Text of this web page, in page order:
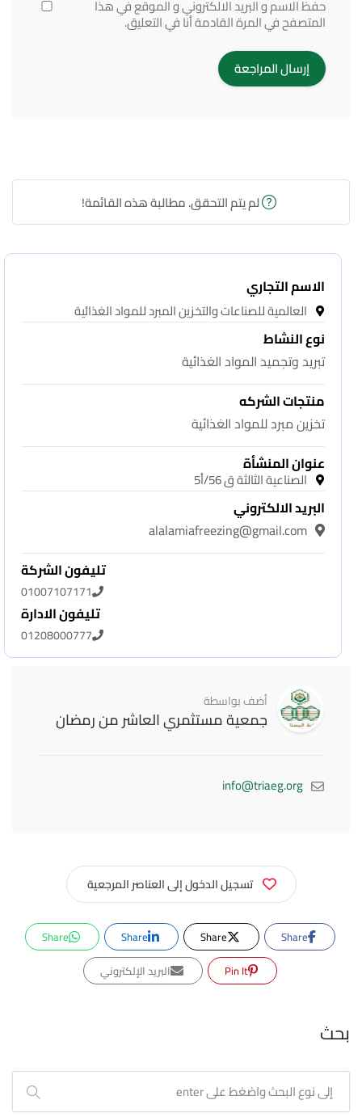
حفظ الاسم و البريد الالكتروني و الموقع في هذا
المتصفح في المرة القادمة أنا في التعليق.
لم يتم التحقق. مطالبة هذه القائمة!
الاسم التجاري
العالمية للصناعات والتخزين المبرد للمواد الغذائية
نوع النشاط
تبريد وتجميد المواد الغذائية
منتجات الشركه
تخزين مبرد للمواد الغذائية
عنوان المنشأة
الصناعية الثالثة ق 56/أ5
البريد الالكتروني
alalamiafreezing@gmail.com
تليفون الشركة
01007107171
تليفون الادارة
01208000777
أضف بواسطة
جمعية مستثمري العاشر من رمضان
info@triaeg.org
تسجيل الدخول إلى العناصر المرجعية
Share
Share
Share
Share
Pin It
البريد الإلكتروني
بحث